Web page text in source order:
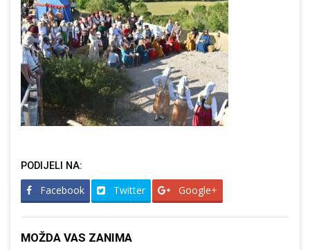
PODIJELI NA:
Facebook Twitter Google+
MOŽDA VAS ZANIMA